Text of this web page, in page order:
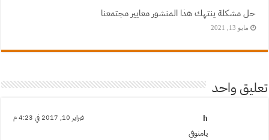
حل مشكلة ينتهك هذا المنشور معايير مجتمعنا
مايو 13, 2021
تعليق واحد
h فبراير 10, 2017 في 4:23 م
يامنوفي